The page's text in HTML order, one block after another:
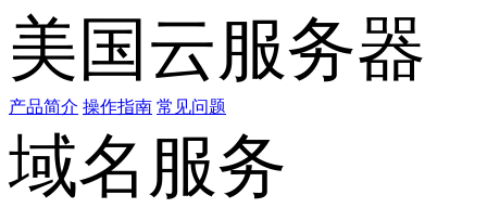
美国云服务器
产品简介 操作指南 常见问题
域名服务